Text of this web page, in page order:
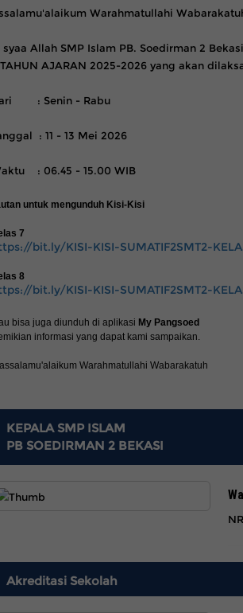
Warahmatullahi
syaa Allah SMP Islam PB. Soedirman 2
AJARAN 2025-2026 yang akan
: Senin - Rabu
: 11 - 13 Mei 2026
: 06.45 - 15.00 WIB
untuk mengunduh Kisi-Kisi
7
bit.ly/KISI-KISI-SUMATIF2SMT2-
8
bit.ly/KISI-KISI-SUMATIF2SMT2-
bisa juga diunduh di aplikasi My Pangsoed
informasi yang dapat kami sampaikan.
Warahmatullahi Wabarakatuh
KEPALA SMP ISLAM
PB SOEDIRMAN 2 BEKASI
Akreditasi Sekolah